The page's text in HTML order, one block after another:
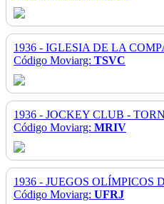
1936 - IGLESIA DE LA
Código Moviarg: TSVC
1936 - JOCKEY CLUB -
Código Moviarg: MRIV
1936 - JUEGOS OLÍMPICOS
Código Moviarg: UFRJ